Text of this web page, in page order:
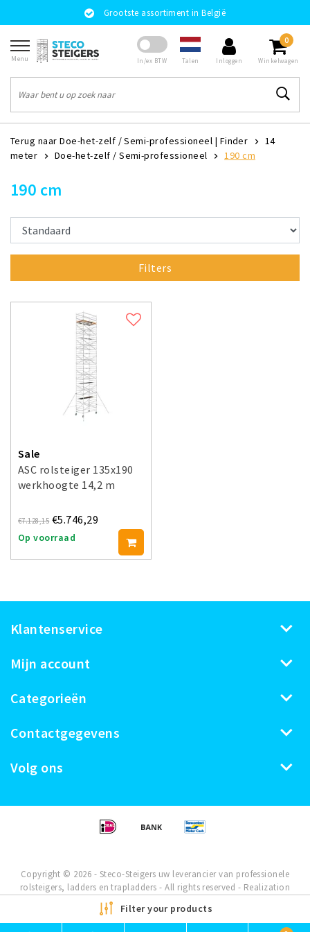
Grootste assortiment in België
Menu In/ex BTW Talen Inloggen
0
Winkelwagen
Terug naar Doe-het-zelf / Semi-professioneel | Finder
14
meter
Doe-het-zelf / Semi-professioneel 190 cm
190 cm
Filters
Sale
ASC rolsteiger 135x190
werkhoogte 14,2 m
€7.128,15 €5.746,29
Op voorraad
Klantenservice
Mijn account
Categorieën
Contactgegevens
Volg ons
Copyright © 2026 - Steco-Steigers uw leverancier van professionele
rolsteigers, ladders en trapladders - All rights reserved - Realization
Filter your products